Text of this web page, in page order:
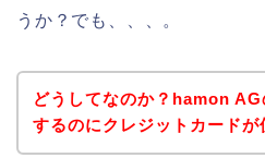
うか？でも、、、。
どうしてなのか？hamon AG
するのにクレジットカードが